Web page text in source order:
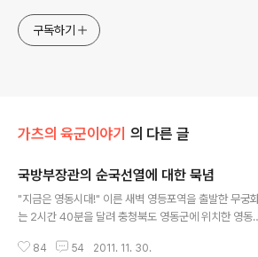
구독하기
가츠의 육군이야기 의 다른 글
국방부장관의 순국선열에 대한 묵념
"지금은 영동시대!" 이른 새벽 영등포역을 출발한 무궁
는 2시간 40분을 달려 충청북도 영동군에 위치한 영동
약 5만여명으로 동으로는 경북 김천시, 서로는 충남 금산
84 54 2011. 11. 30.